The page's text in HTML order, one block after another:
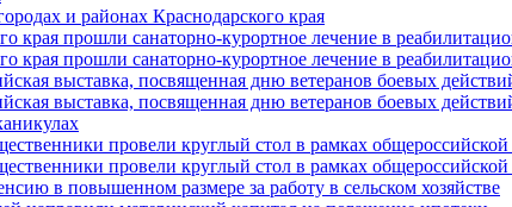
и районах Краснодарского края
края прошли санаторно-курортное лечение в
края прошли санаторно-курортное лечение в
выставка, посвященная дню ветеранов боевых
выставка, посвященная дню ветеранов боевых
провели круглый стол в рамках
провели круглый стол в рамках
в повышенном размере за работу в сельском хозяйстве